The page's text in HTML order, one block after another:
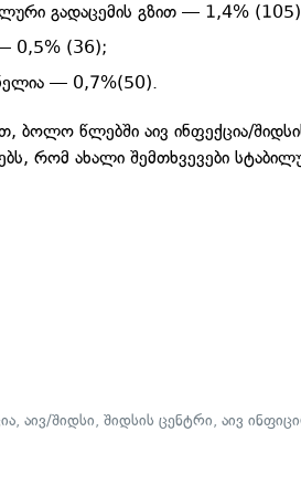
გადაცემის გზით — 1,4%
— 0,5% (36);
— 0,7%(50).
ბოლო წლებში აივ ინფექცია/
რომ ახალი შემთხვევები
,აივ/შიდსი,შიდსის ცენტრი,აივ